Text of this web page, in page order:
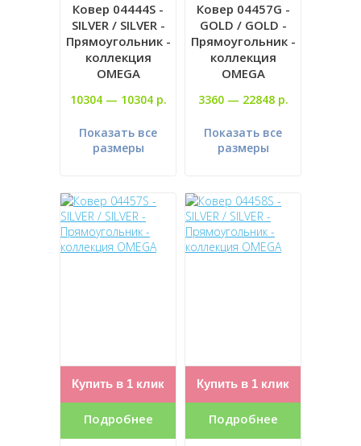
Ковер 04444S -
SILVER / SILVER -
Прямоугольник -
коллекция
OMEGA
10304 — 10304 р.
Показать все
размеры
Ковер 04457G -
GOLD / GOLD -
Прямоугольник -
коллекция
OMEGA
3360 — 22848 р.
Показать все
размеры
Купить в 1 клик
Подробнее
Купить в 1 клик
Подробнее